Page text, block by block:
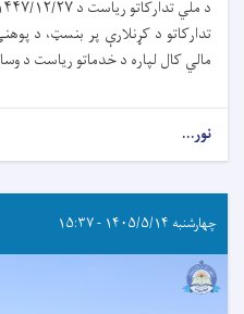
مالي کال لپاره د خدماتو ریاست د
نور...
چهارشنبه ۱۴۰۵/۵/۱۴ - ۱۵:۳۷